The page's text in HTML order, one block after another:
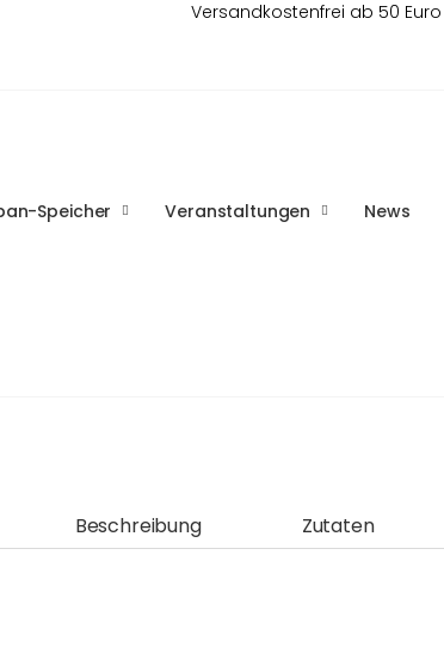
Versandkostenfrei ab 50 Euro
Speicher Veranstaltungen News
Beschreibung Zutaten